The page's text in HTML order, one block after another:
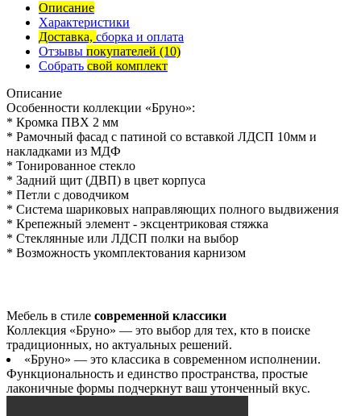
Описание
Характеристики
Доставка, сборка и оплата
Отзывы покупателей (10)
Собрать свой комплект
Описание
Особенности коллекции «Бруно»:
* Кромка ПВХ 2 мм
* Рамочный фасад с патиной со вставкой ЛДСП 10мм и
накладками из МДФ
* Тонированное стекло
* Задний щит (ДВП) в цвет корпуса
* Петли с доводчиком
* Система шариковых направляющих полного выдвижения
* Крепежный элемент - эксцентриковая стяжка
* Стеклянные или ЛДСП полки на выбор
* Возможность укомплектования карнизом
Мебель в стиле современной классики
Коллекция «Бруно» — это выбор для тех, кто в поиске
традиционных, но актуальных решений.
«Бруно» — это классика в современном исполнении.
Функциональность и единство пространства, простые
лаконичные формы подчеркнут ваш утонченный вкус.